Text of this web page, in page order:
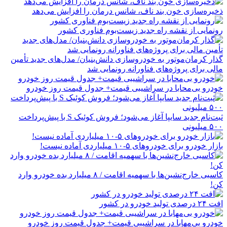
ذخیره‌سازی خون بند ناف، شانس درمان را افزایش می‌دهد
رونمایی از نقشه راه جدید زیست‌بوم فناوری کشور
گذار کرمان‌موتور به خودروسازی دانش‌بنیان/ مدل‌های جدید تأمین
مالی برای پروژه‌های فناورانه رونمایی شد
خودرو بی‌محابا در سراشیبی قیمت+ جدول قیمت روز خودرو
ثبت‌نام جدید سایپا آغاز می‌شود؛ فروش کوئیک S با پیش‌پرداخت
۵۰۰ میلیونی
بازار خودرو برای خودروهای ۵-۱۰ میلیاردی آماده نیست!
کاسبی خارج‌نشین‌ها با سهمیه اقامت / ۸ میلیارد بده خودرو وارد
کن!
افت ۲۴ درصدی تولید خودرو در کشور
خودرو بی‌مهابا در سراشیبی قیمت+ جدول قیمت روز خودرو